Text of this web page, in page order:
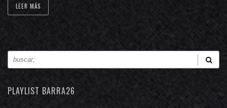
LEER MÁS
PLAYLIST BARRA26